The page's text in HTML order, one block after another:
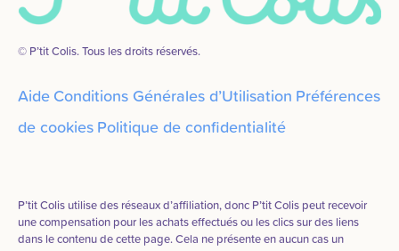
© P’tit Colis. Tous les droits réservés.
AideConditions Générales d’Utilisation Préférences
de cookiesPolitique de confidentialité
P’tit Colis utilise des réseaux d’affiliation, donc P’tit Colis peut recevoir
une compensation pour les achats effectués ou les clics sur des liens
dans le contenu de cette page. Cela ne présente en aucun cas un